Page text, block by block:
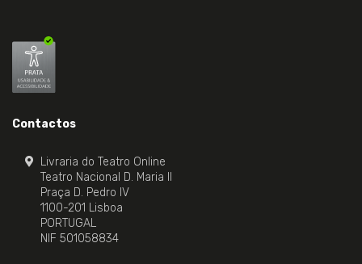
Contactos
Livraria do Teatro Online
Teatro Nacional D. Maria II
Praça D. Pedro IV
1100-201 Lisboa
PORTUGAL
NIF 501058834